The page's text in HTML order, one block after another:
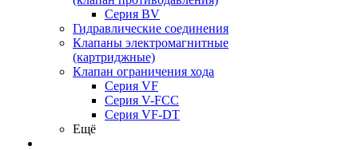
Серия BV
Гидравлические соединения
Клапаны электромагнитные
(картриджные)
Клапан ограничения хода
Серия VF
Серия V-FCC
Серия VF-DT
Ещё